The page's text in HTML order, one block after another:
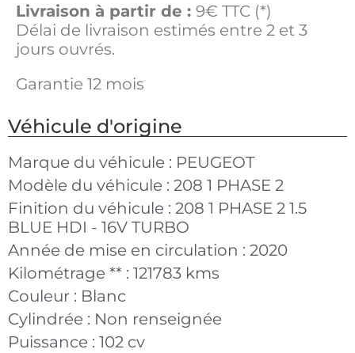
Livraison à partir de : 9€ TTC (*)
Délai de livraison estimés entre 2 et 3
jours ouvrés.
Garantie 12 mois
Véhicule d'origine
Marque du véhicule : PEUGEOT
Modèle du véhicule : 208 1 PHASE 2
Finition du véhicule : 208 1 PHASE 2 1.5
BLUE HDI - 16V TURBO
Année de mise en circulation : 2020
Kilométrage ** : 121783 kms
Couleur : Blanc
Cylindrée : Non renseignée
Puissance : 102 cv